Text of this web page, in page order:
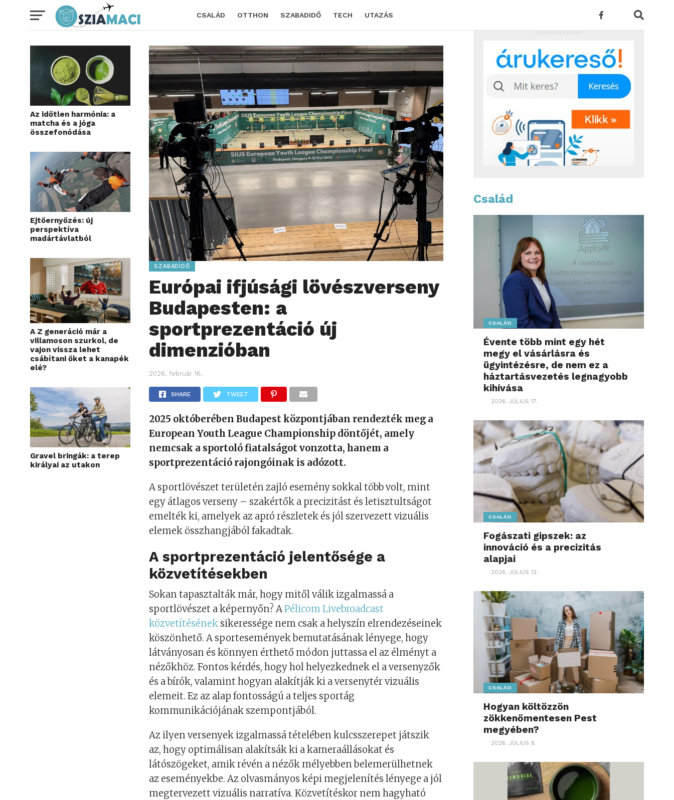
CSALÁD OTTHON SZABADIDŐ TECH UTAZÁS
Az időtlen harmónia: a
matcha és a jóga
összefonódása
Ejtőernyőzés: új
perspektíva
madártávlatból
A Z generáció már a
villamoson szurkol, de
vajon vissza lehet
csábítani őket a kanapék
elé?
Gravel bringák: a terep
királyai az utakon
SZABADIDŐ
Európai ifjúsági lövészverseny
Budapesten: a
sportprezentáció új
dimenzióban
2026. február 16.
SHARE TWEET
2025 októberében Budapest központjában rendezték meg a
European Youth League Championship döntőjét, amely
nemcsak a sportoló fiatalságot vonzotta, hanem a
sportprezentáció rajongóinak is adózott.
A sportlövészet területén zajló esemény sokkal több volt, mint
egy átlagos verseny – szakértők a precizitást és letisztultságot
emelték ki, amelyek az apró részletek és jól szervezett vizuális
elemek összhangjából fakadtak.
A sportprezentáció jelentősége a
közvetítésekben
Sokan tapasztalták már, hogy mitől válik izgalmassá a
sportlövészet a képernyőn? APélicom Livebroadcast
közvetítésének sikeressége nem csak a helyszín elrendezéseinek
köszönhető. A sportesemények bemutatásának lényege, hogy
látványosan és könnyen érthető módon juttassa el az élményt a
nézőkhöz. Fontos kérdés, hogy hol helyezkednek el a versenyzők
és a bírók, valamint hogyan alakítják ki a versenytér vizuális
elemeit. Ez az alap fontosságú a teljes sportág
kommunikációjának szempontjából.
Az ilyen versenyek izgalmassá tételében kulcsszerepet játszik
az, hogy optimálisan alakítsák ki a kameraállásokat és
látószögeket, amik révén a nézők mélyebben belemerülhetnek
az eseményekbe. Az olvasmányos képi megjelenítés lényege a jól
megtervezett vizuális narratíva. Közvetítéskor nem hagyható
ADVERTISEMENT
Család
CSALÁD
Évente több mint egy hét
megy el vásárlásra és
ügyintézésre, de nem ez a
háztartásvezetés legnagyobb
kihívása
2026. JÚLIUS 17.
CSALÁD
Fogászati gipszek: az
innováció és a precizitás
alapjai
2026. JÚLIUS 12.
CSALÁD
Hogyan költözzön
zökkenőmentesen Pest
megyében?
2026. JÚLIUS 8.